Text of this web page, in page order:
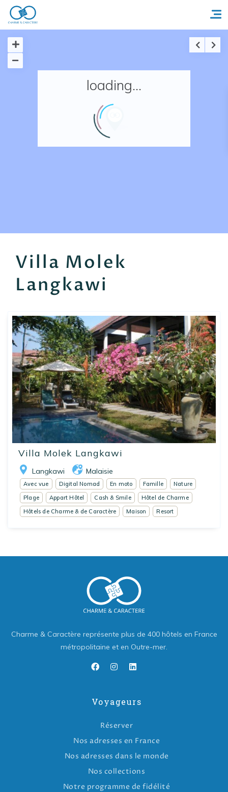
Accueil
Nos adresses en France
loading...
Villa Molek
Langkawi
Villa Molek Langkawi
Langkawi Malaisie
Avec vue Digital Nomad En moto Famille
Nature
Plage
Appart Hôtel Cash & Smile
Hôtel de Charme
Hôtels de Charme & de Caractère
Maison Resort
Charme & Caractère représente plus de 400 hôtels en France
métropolitaine et en Outre-mer.
Voyageurs
Réserver
Nos adresses en France
Nos adresses dans le monde
Nos collections
Notre programme de fidélité